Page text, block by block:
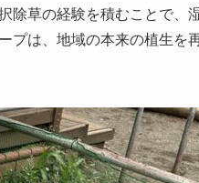
除草の経験を積むことで、
は、地域の本来の植生を